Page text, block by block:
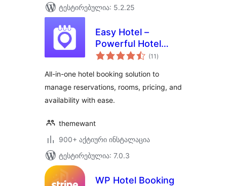
ტესტირებულია: 5.2.25
Easy Hotel –
Powerful Hotel
Booking
(11 საერთო
რეიტინგი
)
All-in-one hotel booking solution to
manage reservations, rooms, pricing, and
availability with ease.
themewant
900+ აქტიური ინსტალაცია
ტესტირებულია: 7.0.3
WP Hotel Booking